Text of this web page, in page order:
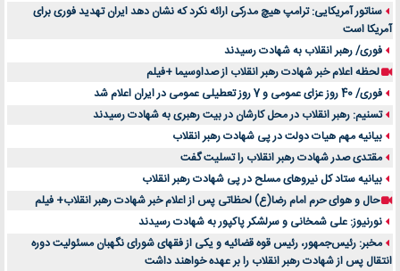
سناتور آمریکایی: ترامپ هیچ مدرکی ارائه نکرد که نشان دهد ایران تهدید فوری برای
آمریکا است
فوری/ رهبر انقلاب به شهادت رسیدند
لحظه اعلام خبر شهادت رهبر انقلاب از صداوسیما +فیلم
فوری/ 40 روز عزای عمومی و 7 روز تعطیلی عمومی در ایران اعلام شد
تسنیم: رهبر انقلاب در محل کارشان در بیت رهبری به شهادت رسیدند
بیانیه مهم هیات دولت در پی شهادت رهبر انقلاب
مقتدی صدر شهادت رهبر انقلاب را تسلیت گفت
بیانیه ستاد کل نیروهای مسلح در پی شهادت رهبر انقلاب
حال و هوای حرم امام رضا(ع) لحظاتی پس از اعلام خبر شهادت رهبر انقلاب+ فیلم
نورنیوز: علی شمخانی و سرلشکر پاکپور به شهادت رسیدند
مخبر: رئیس‌جمهور، رئیس قوه ‌قضائیه و یکی از فقهای شورای نگهبان مسئولیت دوره
انتقال پس ‌از شهادت رهبر انقلاب را بر عهده خواهند داشت